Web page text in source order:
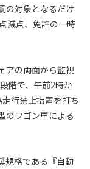
の対象となるだけ
減点、免許の一時
アの両面から監視
階で、午前2時か
行禁止措置を打ち
のワゴン車による
規格である『自動